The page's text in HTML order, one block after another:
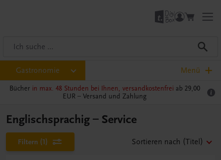
Gastronomie Menü
Bücher in max. 48 Stunden bei Ihnen, versandkostenfrei ab 29,00
EUR – Versand und Zahlung
Englischsprachig – Service
Filtern (1) Sortieren nach (Titel)